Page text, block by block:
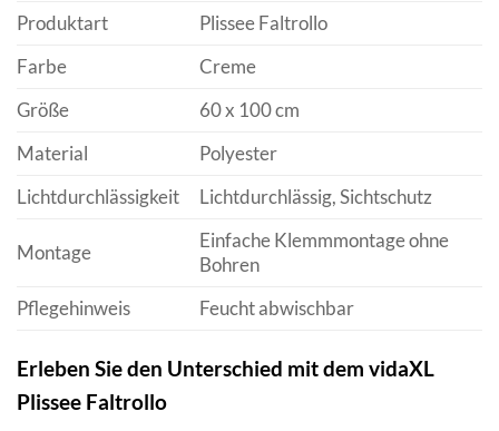
Produktart
Plissee Faltrollo
Farbe
Creme
Größe
60 x 100 cm
Material
Polyester
Lichtdurchlässigkeit
Lichtdurchlässig, Sichtschutz
Montage
Einfache Klemmmontage ohne
Bohren
Pflegehinweis
Feucht abwischbar
Erleben Sie den Unterschied mit dem vidaXL
Plissee Faltrollo